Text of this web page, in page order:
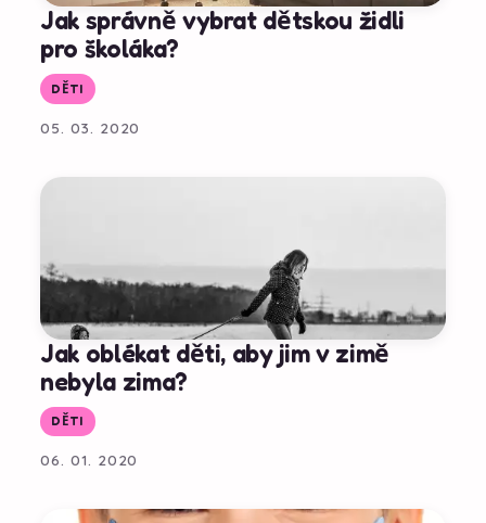
Jak správně vybrat dětskou židli
pro školáka?
DĚTI
05. 03. 2020
Jak oblékat děti, aby jim v zimě
nebyla zima?
DĚTI
06. 01. 2020